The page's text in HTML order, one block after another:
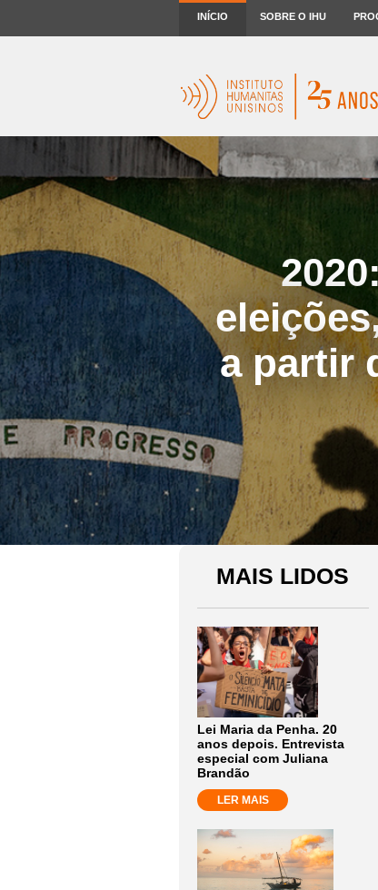
INÍCIO SOBRE O IHU
a partir
MAIS LIDOS
Lei Maria da Penha. 20
anos depois. Entrevista
especial com Juliana
Brandão
LER MAIS